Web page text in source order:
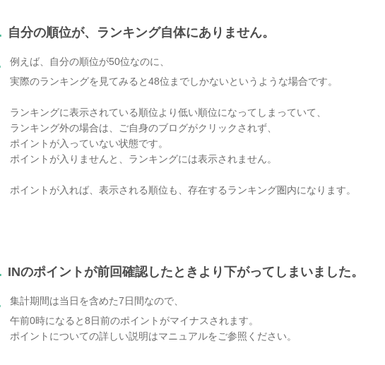
自分の順位が、ランキング自体にありません。
例えば、自分の順位が50位なのに、
実際のランキングを見てみると48位までしかないというような場合です。
ランキングに表示されている順位より低い順位になってしまっていて、
ランキング外の場合は、ご自身のブログがクリックされず、
ポイントが入っていない状態です。
ポイントが入りませんと、ランキングには表示されません。
ポイントが入れば、表示される順位も、存在するランキング圏内になります。
INのポイントが前回確認したときより下がってしまいました。
集計期間は当日を含めた7日間なので、
午前0時になると8日前のポイントがマイナスされます。
ポイントについての詳しい説明はマニュアルをご参照ください。